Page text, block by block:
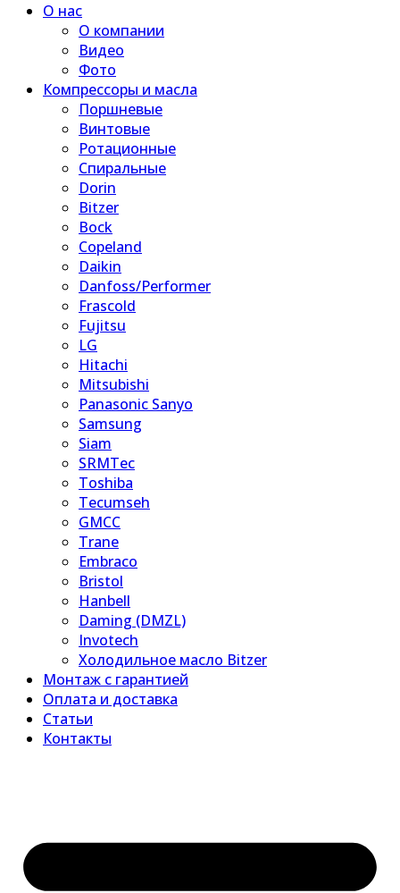
О нас
О компании
Видео
Фото
Компрессоры и масла
Поршневые
Винтовые
Ротационные
Спиральные
Dorin
Bitzer
Bock
Copeland
Daikin
Danfoss/Performer
Frascold
Fujitsu
LG
Hitachi
Mitsubishi
Panasonic Sanyo
Samsung
Siam
SRMTec
Toshiba
Tecumseh
GMCC
Trane
Embraco
Bristol
Hanbell
Daming (DMZL)
Invotech
Холодильное масло Bitzer
Монтаж с гарантией
Оплата и доставка
Статьи
Контакты